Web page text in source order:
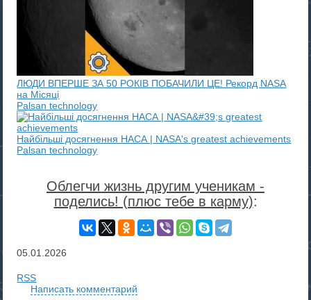
ЛЮДИ ВПЕРШЕ ЗА 50 РОКІВ ПОБАЧИЛИ ЦЕ! Рекорд NASA
на Місяці
Palsan technology
Найбільші досягнення НАСА | NASA's greatest achievements
Palsan technology
Облегчи жизнь другим ученикам -
поделись! (плюс тебе в карму):
05.01.2026
RSS
Написать комментарий